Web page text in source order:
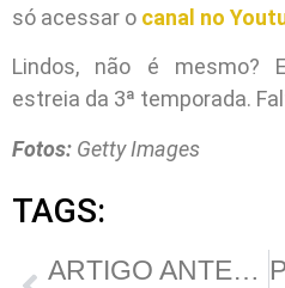
só acessar o canal no
Lindos, não é mesmo?
estreia da 3ª temporada.
Fotos: Getty Images
TAGS:
ARTIGO ANTERIOR